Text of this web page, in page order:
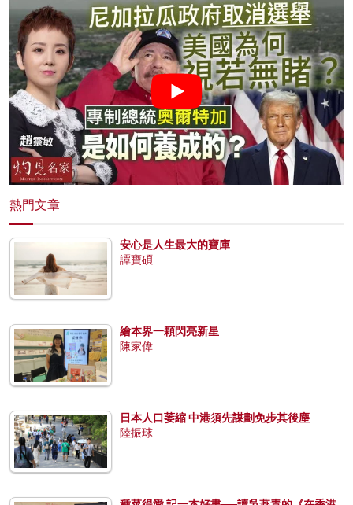
熱門文章
安心是人生最大的寶庫
譚寶碩
繪本界一顆閃亮新星
陳家偉
日本人口萎縮 中港須先謀劃免步其後塵
陸振球